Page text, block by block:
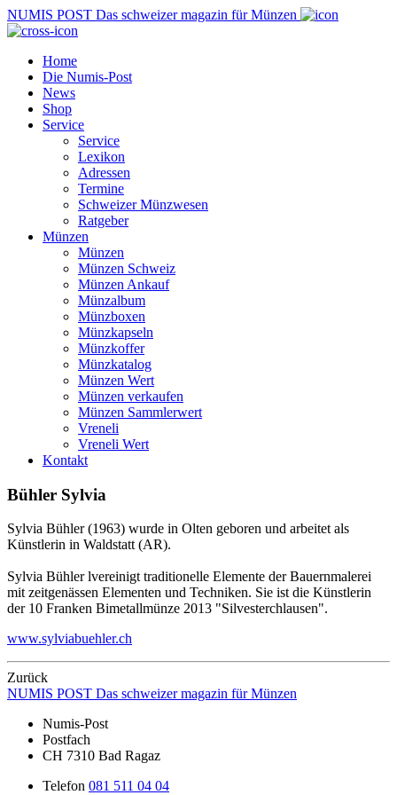
NUMIS POST Das schweizer magazin für Münzen
Home
Die Numis-Post
News
Shop
Service
Service
Lexikon
Adressen
Termine
Schweizer Münzwesen
Ratgeber
Münzen
Münzen
Münzen Schweiz
Münzen Ankauf
Münzalbum
Münzboxen
Münzkapseln
Münzkoffer
Münzkatalog
Münzen Wert
Münzen verkaufen
Münzen Sammlerwert
Vreneli
Vreneli Wert
Kontakt
Bühler Sylvia
Sylvia Bühler (1963) wurde in Olten geboren und arbeitet als
Künstlerin in Waldstatt (AR).
Sylvia Bühler lvereinigt traditionelle Elemente der Bauernmalerei
mit zeitgenässen Elementen und Techniken. Sie ist die Künstlerin
der 10 Franken Bimetallmünze 2013 "Silvesterchlausen".
www.sylviabuehler.ch
Zurück
NUMIS POST Das schweizer magazin für Münzen
Numis-Post
Postfach
CH 7310 Bad Ragaz
Telefon 081 511 04 04